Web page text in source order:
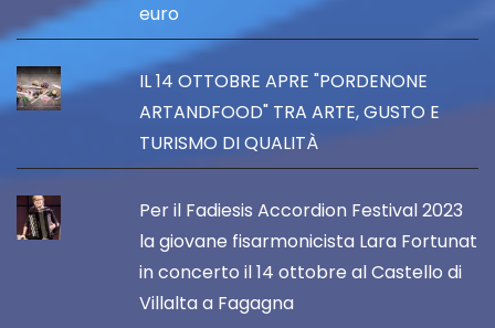
euro
IL 14 OTTOBRE APRE "PORDENONE
ARTANDFOOD" TRA ARTE, GUSTO E
TURISMO DI QUALITÀ
Per il Fadiesis Accordion Festival 2023
la giovane fisarmonicista Lara Fortunat
in concerto il 14 ottobre al Castello di
Villalta a Fagagna